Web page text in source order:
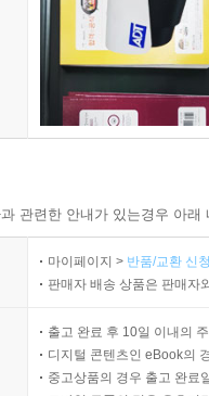
관련한 안내가 있는경우 아
마이페이지 > 반품/교환 신
판매자 배송 상품은 판매자
출고 완료 후 10일 이내의
디지털 콘텐츠인 eBook의
중고상품의 경우 출고 완료